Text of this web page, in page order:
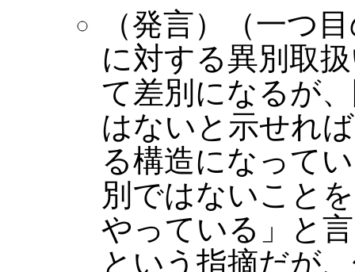
（発言）（一つ
に対する異別取
て差別になるが
はないと示せれ
る構造になって
別ではないこと
やっている」と
という指摘だが